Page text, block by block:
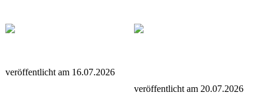
veröffentlicht am 16.07.2026
veröffentlicht am 20.07.2026